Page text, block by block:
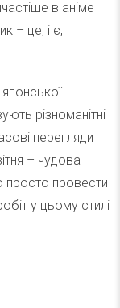
в аніме
– це, і є,
різноманітні
перегляди
– чудова
просто провести
у цьому стилі